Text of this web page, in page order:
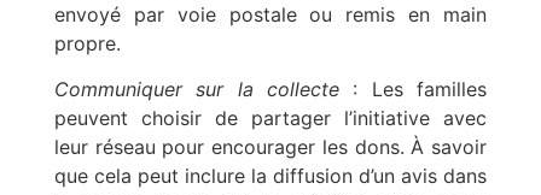
envoyé par voie postale ou remis en main
propre.
Communiquer sur la collecte : Les familles
peuvent choisir de partager l’initiative avec
leur réseau pour encourager les dons. À savoir
que cela peut inclure la diffusion d’un avis dans